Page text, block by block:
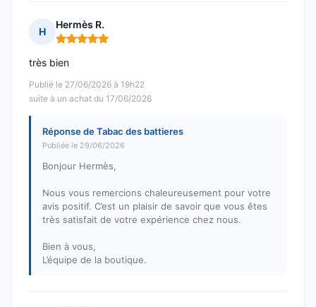
H
Hermès R.
Note : 5 sur 5
Publié le 27/06/2026 à 19h22
suite à un achat du 17/06/2026
très bien
Réponse de Tabac des battieres
Publiée le 29/06/2026
Bonjour Hermès,
Nous vous remercions chaleureusement pour votre
avis positif. C’est un plaisir de savoir que vous êtes
très satisfait de votre expérience chez nous.
Bien à vous,
L’équipe de la boutique.